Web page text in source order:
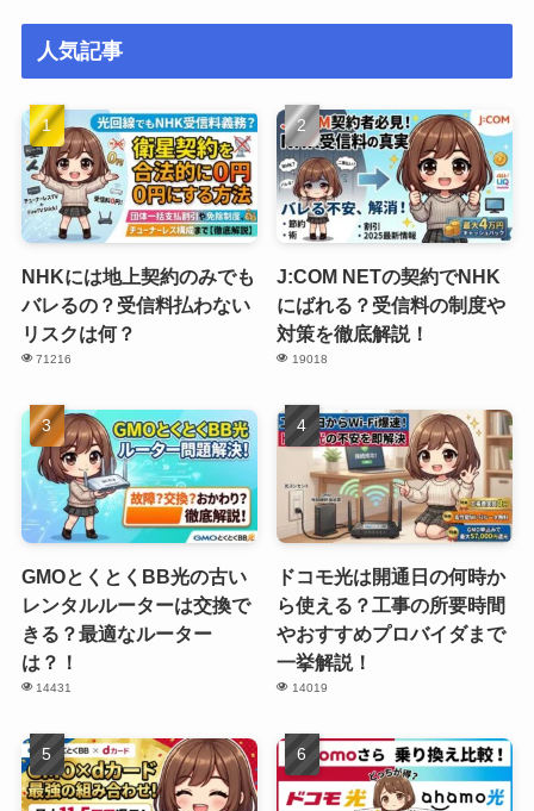
人気記事
NHKには地上契約のみでも
バレるの？受信料払わない
リスクは何？
71216
J:COM NETの契約でNHK
にばれる？受信料の制度や
対策を徹底解説！
19018
GMOとくとくBB光の古い
レンタルルーターは交換で
きる？最適なルーター
は？！
14431
ドコモ光は開通日の何時か
ら使える？工事の所要時間
やおすすめプロバイダまで
一挙解説！
14019